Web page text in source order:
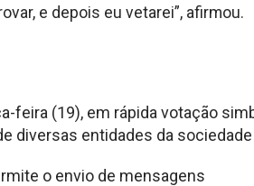
e depois eu vetarei”, afirmou.
feira (19), em rápida votação
diversas entidades da
o envio de mensagens